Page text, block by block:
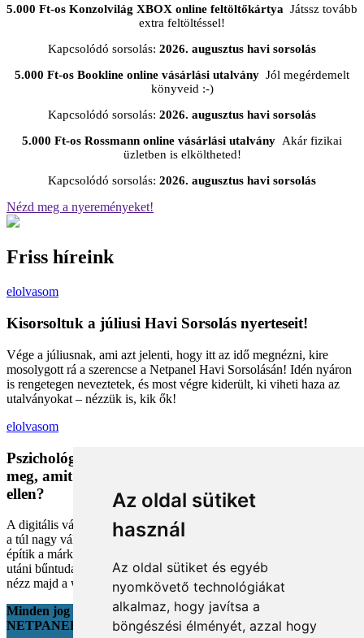
Az oldal sütiket
használ
Az oldal sütiket és egyéb
nyomkövető technológiákat
alkalmaz, hogy javítsa a
böngészési élményét, azzal hogy
5.000 Ft-os Konzolvilág XBOX online feltöltőkártya Játssz tovább
extra feltöltéssel!
Kapcsolódó sorsolás: 2026. augusztus havi sorsolás
5.000 Ft-os Bookline online vásárlási utalvány Jól megérdemelt
könyveid :-)
Kapcsolódó sorsolás: 2026. augusztus havi sorsolás
5.000 Ft-os Rossmann online vásárlási utalvány Akár fizikai
üzletben is elköltheted!
Kapcsolódó sorsolás: 2026. augusztus havi sorsolás
Nézd meg a nyereményeket!
Friss híreink
elolvasom
Kisorsoltuk a júliusi Havi Sorsolás nyerteseit!
Vége a júliusnak, ami azt jelenti, hogy itt az idő megnézni, kire
mosolygott rá a szerencse a Netpanel Havi Sorsolásán! Idén nyáron
is rengetegen neveztetek, és most végre kiderült, ki viheti haza az
utalványokat – nézzük is, kik ők!
elolvasom
Pszichológiai trükkök a kosárban: Miért vesszük
meg, amit megveszünk, és mit tehetünk a bűntudat
ellen?
A digitális vásárlás kényelmes, de tele van pszichológiai csapdákkal
a túl nagy választéktól a hosszas böngészésig. Megmutatjuk, hogyan
építik a márkák a bizalmadat online, és miként kerüld el a vásárlás
utáni bűntudatot tudatos döntésekkel. Készülj fel, hogy máshogy
nézz majd a webshopokra!
Minden jog fenntartva
NETPANEL